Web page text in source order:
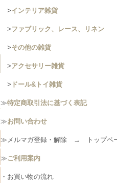
>インテリア雑貨
>ファブリック、レース、リネン
>その他の雑貨
>アクセサリー雑貨
> ドール&トイ雑貨
≫特定商取引法に基づく表記
≫お問い合わせ
≫メルマガ登録・解除 → トップペ
≫ご利用案内
・お買い物の流れ